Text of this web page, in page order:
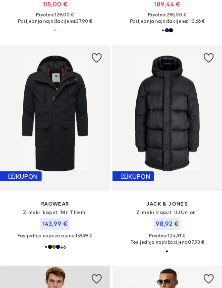
115,00 €
Prvotno: 129,00 €
Posljednja najniža cijena:37,90 €
189,44 €
Prvotno: 296,00 €
Posljednja najniža cijena:113,66 €
KUPON
RAGWEAR
Zimski kaput 'Mr Them'
143,99 €
Posljednja najniža cijena:159,99 €
+6
KUPON
JACK & JONES
Zimski kaput 'JJUnion'
98,92 €
Prvotno: 124,91 €
Posljednja najniža cijena:87,93 €